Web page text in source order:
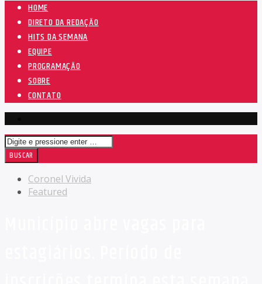
HOME
DIRETO DA REDAÇÃO
HITS DA SEMANA
EQUIPE
PROGRAMAÇÃO
SOBRE
CONTATO
Coronel Vivida
Featured